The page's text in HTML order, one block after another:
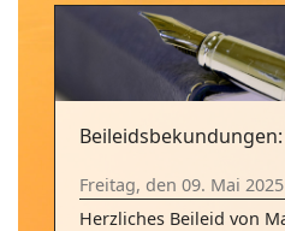
Beileidsbekundungen:
Freitag, den 09. Mai 2025
Herzliches Beileid von